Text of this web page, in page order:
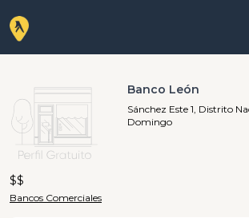
Banco León
Sánchez Este 1, Distrito
Domingo
$$
Bancos Comerciales